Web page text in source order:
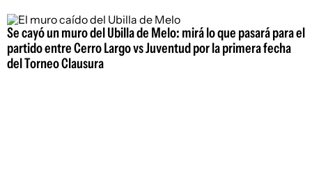
Se cayó un muro del Ubilla de Melo: mirá lo que pasará para el
partido entre Cerro Largo vs Juventud por la primera fecha
del Torneo Clausura